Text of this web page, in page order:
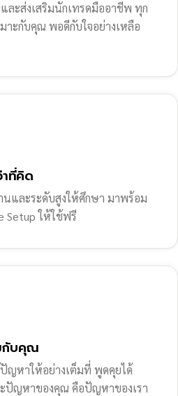
ะส่งเสริมนักเทรดมืออาชีพ ทุก
ะกับคุณ พอดีกับใจอย่างเหลือ
าที่คิด
นและระดับสูงให้ศึกษา มาพร้อม
Setup ให้ใช้ฟรี
กับคุณ
ญหาให้อย่างเต็มที่ พูดคุยได้
ญหาของคุณ คือปัญหาของเรา